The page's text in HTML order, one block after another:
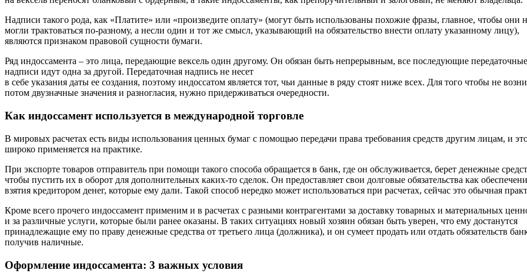
Надписи такого рода, как «Платите» или «произведите оплату» (могут быть использованы похожие фразы, главное, чтобы они
могли трактоваться по-разному, а несли один и тот же смысл, указывающий на обязательство внести оплату указанному лицу),
являются признаком правовой сущности бумаги.
Ряд индоссамента – это лица, передающие вексель один другому. Он обязан быть непрерывным, все последующие передаточные
надписи идут одна за другой. Передаточная надпись не несет
в себе указания даты ее создания, поэтому индоссатом является тот, чьи данные в ряду стоят ниже всех. Для того чтобы не
потом двузначные значения и разногласия, нужно придерживаться очередности.
Как индоссамент используется в международной торговле
В мировых расчетах есть виды использования ценных бумаг с помощью передачи права требования средств другим лицам, и
широко применяется на практике.
При экспорте товаров отправитель при помощи такого способа обращается в банк, где он обслуживается, берет денежные
чтобы пустить их в оборот для дополнительных каких-то сделок. Он предоставляет свои долговые обязательства как
взятия кредитором денег, которые ему дали. Такой способ нередко может использоваться при расчетах, сейчас это обычная
Кроме всего прочего индоссамент применим и в расчетах с разными контрагентами за доставку товарных и материальных
и за различные услуги, которые были ранее оказаны. В таких ситуациях новый хозяин обязан быть уверен, что ему достанутся
принадлежащие ему по праву денежные средства от третьего лица (должника), и он сумеет продать или отдать обязательств
получив наличные.
Оформление индоссамента: 3 важных условия